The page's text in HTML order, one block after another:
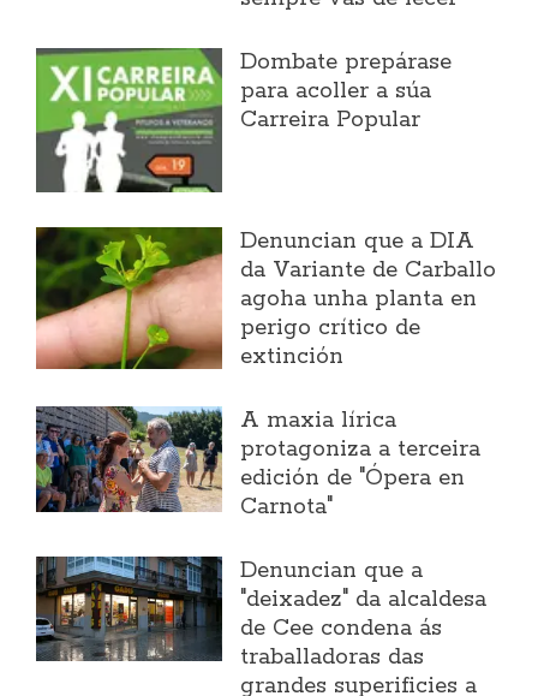
Dombate prepárase
para acoller a súa
Carreira Popular
Denuncian que a DIA
da Variante de Carballo
agoha unha planta en
perigo crítico de
extinción
A maxia lírica
protagoniza a terceira
edición de "Ópera en
Carnota"
Denuncian que a
"deixadez" da alcaldesa
de Cee condena ás
traballadoras das
grandes superificies a